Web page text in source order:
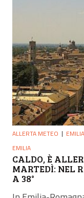
ALLERTA METEO
EMILIA
CALDO, È
MARTEDÌ: NEL
A 38°